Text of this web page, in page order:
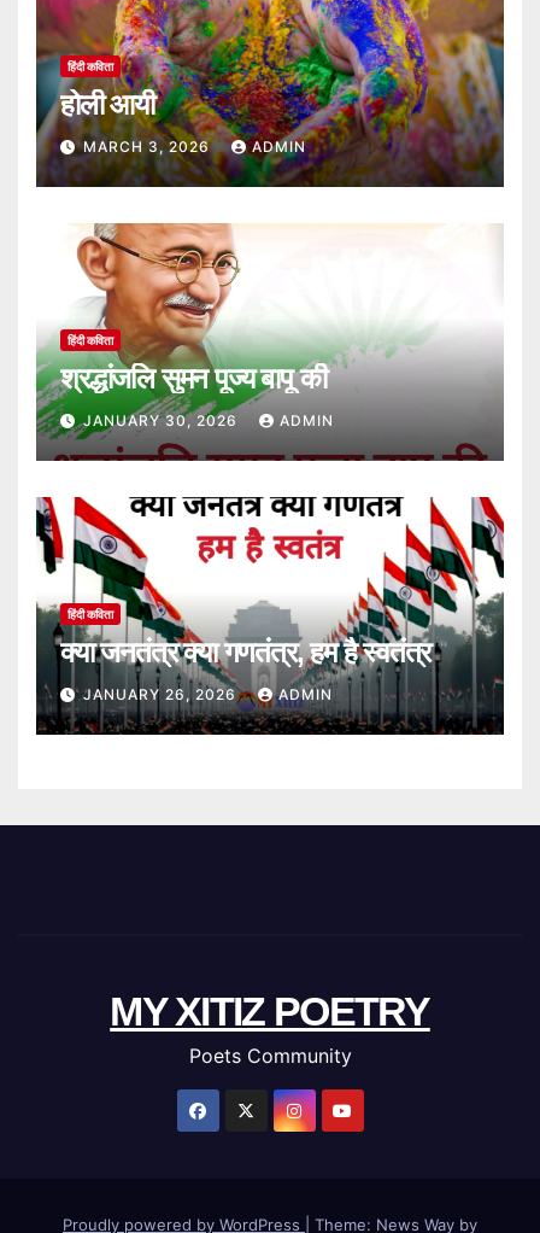
हिंदी कविता
होली आयी
MARCH 3, 2026 ADMIN
हिंदी कविता
श्रद्धांजलि सुमन पूज्य बापू की
JANUARY 30, 2026 ADMIN
हिंदी कविता
क्या जनतंत्र क्या गणतंत्र, हम है स्वतंत्र
JANUARY 26, 2026 ADMIN
MY XITIZ POETRY
Poets Community
Proudly powered by WordPress Theme: News Way by